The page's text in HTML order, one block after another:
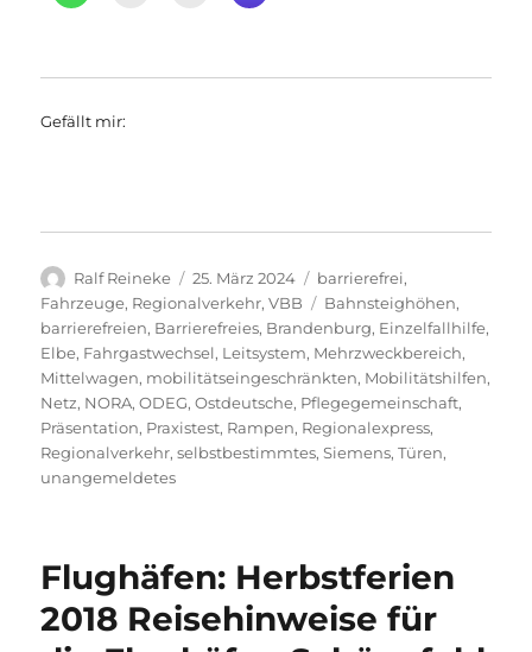
Gefällt mir:
Autor
Ralf Reineke
Veröffentlicht
am
25. März 2024 Kategorien
barrierefrei,
Fahrzeuge, Regionalverkehr,VBB Schlagwörter
Bahnsteighöhen,
barrierefreien, Barrierefreies, Brandenburg, Einzelfallhilfe,
Elbe, Fahrgastwechsel, Leitsystem, Mehrzweckbereich,
Mittelwagen, mobilitätseingeschränkten, Mobilitätshilfen,
Netz, NORA,ODEG,Ostdeutsche, Pflegegemeinschaft,
Präsentation, Praxistest, Rampen, Regionalexpress,
Regionalverkehr,selbstbestimmtes,Siemens,Türen,
unangemeldetes
Flughäfen: Herbstferien
2018 Reisehinweise für